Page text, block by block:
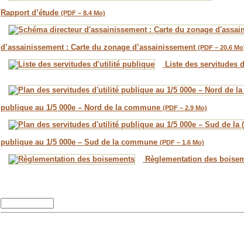
Rapport d’étude (PDF – 8.4 Mo)
d’assainissement : Carte du zonage d’assainissement (PDF – 20.6
Liste des servitudes
publique au 1/5 000e – Nord de la commune (PDF – 2.9 Mo)
publique au 1/5 000e – Sud de la commune (PDF – 1.6 Mo)
Règlementation des